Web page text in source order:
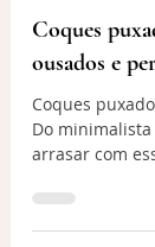
CABELOS
Coques
ousados ​​e
Do minimalista
arrasar com